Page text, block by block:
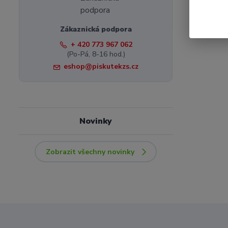
Zákaznická podpora
+ 420 773 967 062
(Po-Pá, 8-16 hod.)
eshop@piskutekzs.cz
Novinky
Zobrazit všechny novinky